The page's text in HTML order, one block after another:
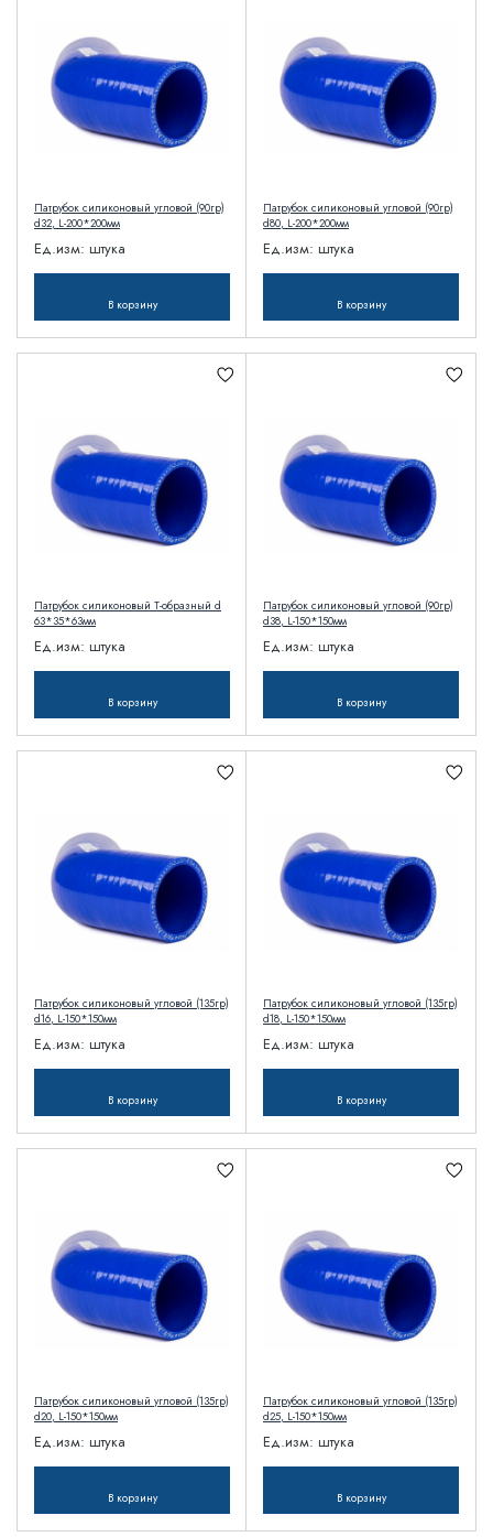
Патрубок силиконовый угловой (90гр)
d32, L-200*200мм
Ед.изм: штука
В корзину
Патрубок силиконовый угловой (90гр)
d80, L-200*200мм
Ед.изм: штука
В корзину
Патрубок силиконовый T-образный d
63*35*63мм
Ед.изм: штука
В корзину
Патрубок силиконовый угловой (90гр)
d38, L-150*150мм
Ед.изм: штука
В корзину
Патрубок силиконовый угловой (135гр)
d16, L-150*150мм
Ед.изм: штука
В корзину
Патрубок силиконовый угловой (135гр)
d18, L-150*150мм
Ед.изм: штука
В корзину
Патрубок силиконовый угловой (135гр)
d20, L-150*150мм
Ед.изм: штука
В корзину
Патрубок силиконовый угловой (135гр)
d25, L-150*150мм
Ед.изм: штука
В корзину